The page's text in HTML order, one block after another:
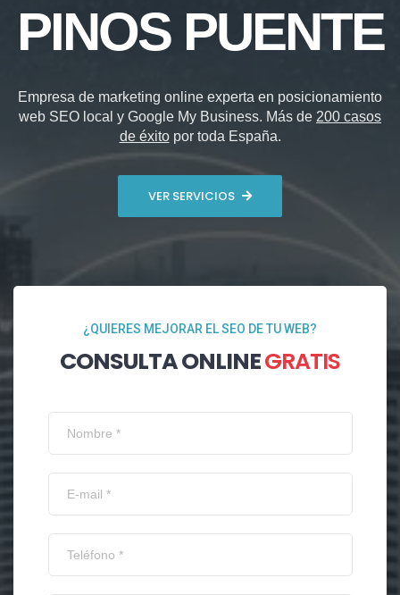
PINOS PUENTE
Empresa de marketing online experta en posicionamiento
web SEO local y Google My Business. Más de 200 casos
de éxitopor toda España.
VER SERVICIOS
¿QUIERES MEJORAR EL SEO DE TU WEB?
CONSULTA ONLINEGRATIS